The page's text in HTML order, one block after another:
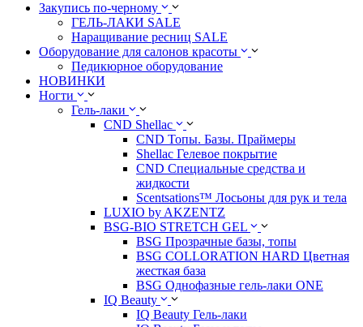
Закупись по-черному
ГЕЛЬ-ЛАКИ SALE
Наращивание ресниц SALE
Оборудование для салонов красоты
Педикюрное оборудование
НОВИНКИ
Ногти
Гель-лаки
CND Shellac
CND Топы. Базы. Праймеры
Shellac Гелевое покрытие
CND Специальные средства и
жидкости
Scentsations™ Лосьоны для рук и тела
LUXIO by AKZENTZ
BSG-BIO STRETCH GEL
BSG Прозрачные базы, топы
BSG COLLORATION HARD Цветная
жесткая база
BSG Однофазные гель-лаки ONE
IQ Beauty
IQ Beauty Гель-лаки